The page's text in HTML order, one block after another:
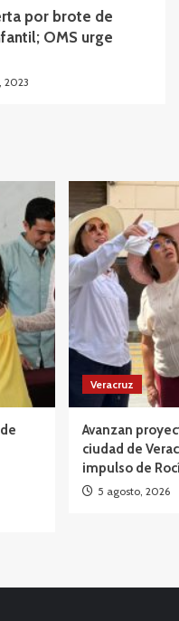
por brote de
OMS urge
2023
Veracruz
Avanzan
ciudad de
impulso de
5 agosto, 2026